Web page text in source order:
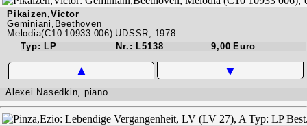
Pikaizen,Victor
Geminiani,Beethoven
Melodia(C10 10933 006) UDSSR, 1978
Typ: LP
Nr.: L5138 9,00 Euro
▲ ▼
Alexei Nasedkin, piano.